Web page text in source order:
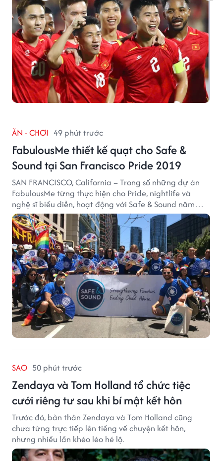
ĂN - CHƠI 49 phút trước
FabulousMe thiết kế quạt cho Safe &
Sound tại San Francisco Pride 2019
SAN FRANCISCO, California – Trong số những dự án
FabulousMe từng thực hiện cho Pride, nightlife và
nghệ sĩ biểu diễn, hoạt động với Safe & Sound năm
2019 mang một bối cảnh khác biệt. Safe & Sound là tổ
chức phi lợi nhuận tại San Francisco hoạt động trong
lĩnh vực phòng ngừa bạo hành trẻ em, hỗ trợ gia đình
và xây dựng môi trường an toàn cho trẻ em.
SAO 50 phút trước
Zendaya và Tom Holland tổ chức tiệc
cưới riêng tư sau khi bí mật kết hôn
Trước đó, bản thân Zendaya và Tom Holland cũng
chưa từng trực tiếp lên tiếng về chuyện kết hôn,
nhưng nhiều lần khéo léo hé lộ.